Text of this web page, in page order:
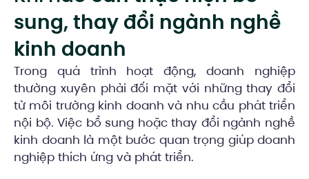
sung, thay đổi ngành nghề
kinh doanh
Trong quá trình hoạt động, doanh nghiệp
thường xuyên phải đối mặt với những thay đổi
từ môi trường kinh doanh và nhu cầu phát triển
nội bộ. Việc bổ sung hoặc thay đổi ngành nghề
kinh doanh là một bước quan trọng giúp doanh
nghiệp thích ứng và phát triển.